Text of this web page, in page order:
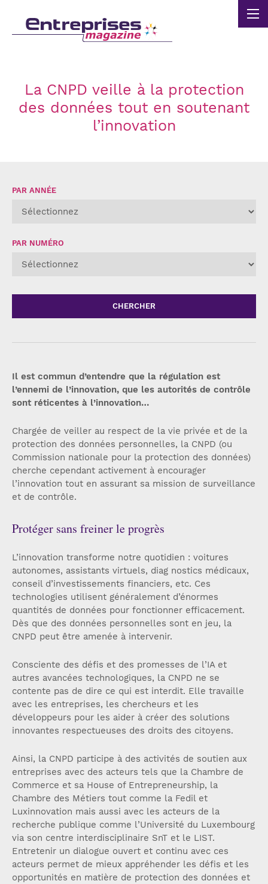
La CNPD veille à la protection
des données tout en soutenant
l’innovation
Il est commun d’entendre que la régulation est
l’ennemi de l’innovation, que les autorités de contrôle
sont réticentes à l’innovation…
Chargée de veiller au respect de la vie privée et de la
protection des données personnelles, la CNPD (ou
Commission nationale pour la protection des données)
cherche cependant activement à encourager
l’innovation tout en assurant sa mission de surveillance
et de contrôle.
Protéger sans freiner le progrès
L’innovation transforme notre quotidien : voitures
autonomes, assistants virtuels, diag­ nostics médicaux,
conseil d’investissements financiers, etc. Ces
technologies utilisent généralement d’énormes
quantités de données pour fonctionner efficacement.
Dès que des données personnelles sont en jeu, la
CNPD peut être amenée à intervenir.
Consciente des défis et des promesses de l’IA et
autres avancées technologiques, la CNPD ne se
contente pas de dire ce qui est interdit. Elle travaille
avec les entreprises, les chercheurs et les
développeurs pour les aider à créer des solutions
innovantes respectueuses des droits des citoyens.
Ainsi, la CNPD participe à des activités de soutien aux
entreprises avec des acteurs tels que la Chambre de
Commerce et sa House of Entrepreneurship, la
Chambre des Métiers tout comme la Fedil et
Luxinnovation mais aussi avec les acteurs de la
recherche publique comme l’Université du Luxembourg
via son centre interdisciplinaire SnT et le LIST.
Entretenir un dialogue ouvert et continu avec ces
acteurs permet de mieux appréhender les défis et les
opportunités en matière de protection des données et
PAR ANNÉE
PAR NUMÉRO
CHERCHER